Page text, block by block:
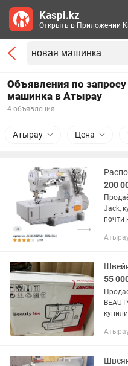
Объявления по запросу
машинка в Атырау
4 объявления
Атырау Цена
200
Jack,
почти
55
BEAUTY 16s
Kaspi.kz
Открыть в Приложении